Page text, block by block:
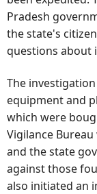
Pradesh
the state's
questions about
The
equipment and
which were
Vigilance
and the state
against those
also initiated an